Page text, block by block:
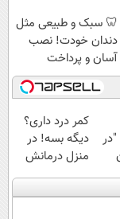
🦷 سبک و طبیعی مثل
دندان خودت! نصب
آسان و پرداخت
اقساطی 💳 📍 تهران
+
کمر درد داری؟
دیگه بسه! در
منزل درمانش
کن
(◀پرسش‌نامه)